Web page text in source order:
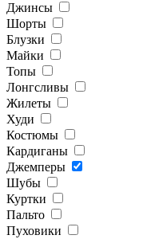
Джинсы
Шорты
Блузки
Майки
Топы
Лонгсливы
Жилеты
Худи
Костюмы
Кардиганы
Джемперы
Шубы
Куртки
Пальто
Пуховики